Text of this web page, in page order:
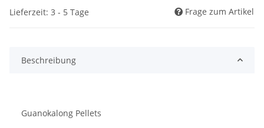
Lieferzeit: 3 - 5 Tage Frage zum Artikel
Beschreibung
Guanokalong Pellets